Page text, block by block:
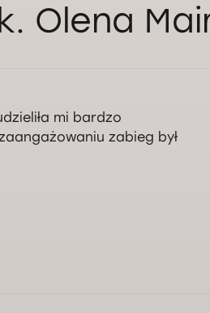
Olena
mi bardzo
zabieg był